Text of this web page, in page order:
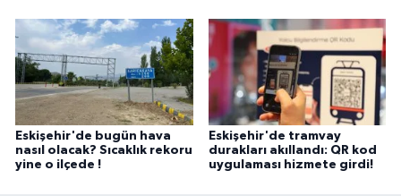
Eskişehir'de bugün hava
nasıl olacak? Sıcaklık rekoru
yine o ilçede !
Eskişehir'de tramvay
durakları akıllandı: QR kod
uygulaması hizmete girdi!